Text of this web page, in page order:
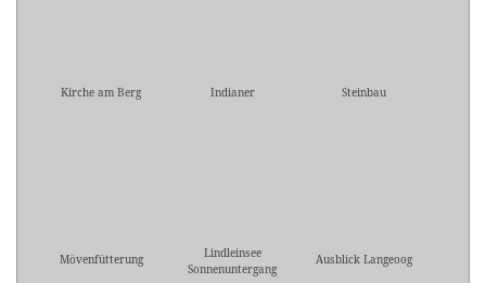
Kirche am Berg Indianer Steinbau
Mövenfütterung
Lindleinsee
Sonnenuntergang
Ausblick Langeoog